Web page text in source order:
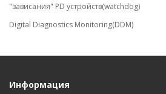
"зависания" PD устройств(watchdog)
Digital Diagnostics Monitoring(DDM)
Информация